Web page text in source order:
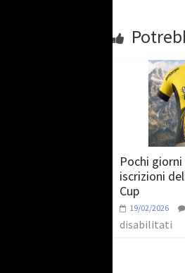
Pochi
iscrizioni
Cup
19/02/2026
disabilitati